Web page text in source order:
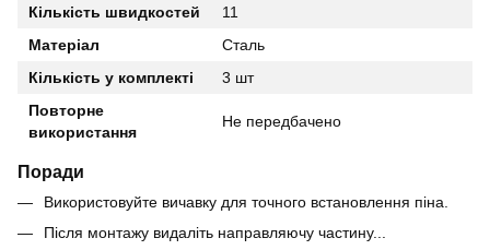
Кількість швидкостей
11
Матеріал
Сталь
Кількість у комплекті
3 шт
Повторне
використання
Не передбачено
Поради
Використовуйте вичавку для точного встановлення піна.
Після монтажу видаліть направляючу частину...